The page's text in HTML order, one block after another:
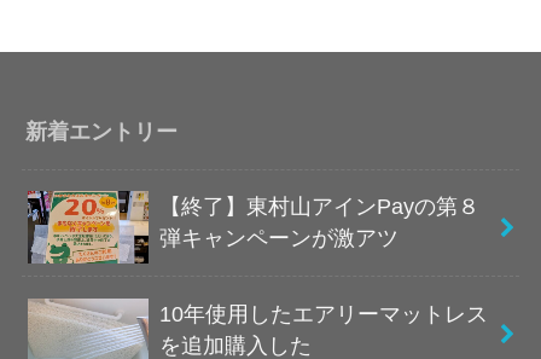
新着エントリー
【終了】東村山アインPayの第８
弾キャンペーンが激アツ
10年使用したエアリーマットレス
を追加購入した